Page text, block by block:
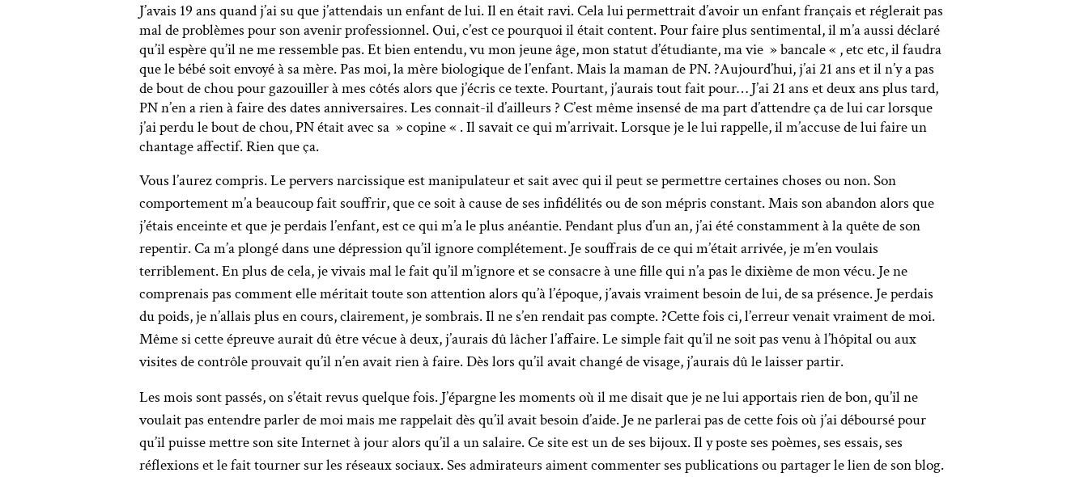
J’avais 19 ans quand j’ai su que j’attendais un enfant de lui. Il en était ravi. Cela lui permettrait d’avoir un enfant français et réglerait pas
mal de problèmes pour son avenir professionnel. Oui, c’est ce pourquoi il était content. Pour faire plus sentimental, il m’a aussi déclaré
qu’il espère qu’il ne me ressemble pas. Et bien entendu, vu mon jeune âge, mon statut d’étudiante, ma vie » bancale « , etc etc, il faudra
que le bébé soit envoyé à sa mère. Pas moi, la mère biologique de l’enfant. Mais la maman de PN. ?Aujourd’hui, j’ai 21 ans et il n’y a pas
de bout de chou pour gazouiller à mes côtés alors que j’écris ce texte. Pourtant, j’aurais tout fait pour… J’ai 21 ans et deux ans plus tard,
PN n’en a rien à faire des dates anniversaires. Les connait-il d’ailleurs ? C’est même insensé de ma part d’attendre ça de lui car lorsque
j’ai perdu le bout de chou, PN était avec sa » copine « . Il savait ce qui m’arrivait. Lorsque je le lui rappelle, il m’accuse de lui faire un
chantage affectif. Rien que ça.
Vous l’aurez compris. Le pervers narcissique est manipulateur et sait avec qui il peut se permettre certaines choses ou non. Son
comportement m’a beaucoup fait souffrir, que ce soit à cause de ses infidélités ou de son mépris constant. Mais son abandon alors que
j’étais enceinte et que je perdais l’enfant, est ce qui m’a le plus anéantie. Pendant plus d’un an, j’ai été constamment à la quête de son
repentir. Ca m’a plongé dans une dépression qu’il ignore complétement. Je souffrais de ce qui m’était arrivée, je m’en voulais
terriblement. En plus de cela, je vivais mal le fait qu’il m’ignore et se consacre à une fille qui n’a pas le dixième de mon vécu. Je ne
comprenais pas comment elle méritait toute son attention alors qu’à l’époque, j’avais vraiment besoin de lui, de sa présence. Je perdais
du poids, je n’allais plus en cours, clairement, je sombrais. Il ne s’en rendait pas compte. ?Cette fois ci, l’erreur venait vraiment de moi.
Même si cette épreuve aurait dû être vécue à deux, j’aurais dû lâcher l’affaire. Le simple fait qu’il ne soit pas venu à l’hôpital ou aux
visites de contrôle prouvait qu’il n’en avait rien à faire. Dès lors qu’il avait changé de visage, j’aurais dû le laisser partir.
Les mois sont passés, on s’était revus quelque fois. J’épargne les moments où il me disait que je ne lui apportais rien de bon, qu’il ne
voulait pas entendre parler de moi mais me rappelait dès qu’il avait besoin d’aide. Je ne parlerai pas de cette fois où j’ai déboursé pour
qu’il puisse mettre son site Internet à jour alors qu’il a un salaire. Ce site est un de ses bijoux. Il y poste ses poèmes, ses essais, ses
réflexions et le fait tourner sur les réseaux sociaux. Ses admirateurs aiment commenter ses publications ou partager le lien de son blog.